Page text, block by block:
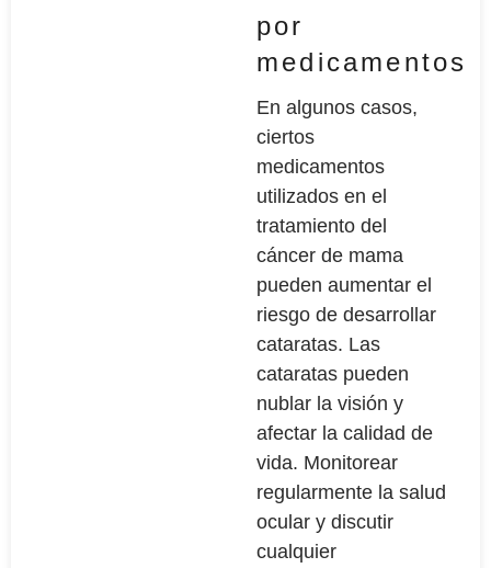
por
medicamentos
En algunos casos,
ciertos
medicamentos
utilizados en el
tratamiento del
cáncer de mama
pueden aumentar el
riesgo de desarrollar
cataratas. Las
cataratas pueden
nublar la visión y
afectar la calidad de
vida. Monitorear
regularmente la salud
ocular y discutir
cualquier